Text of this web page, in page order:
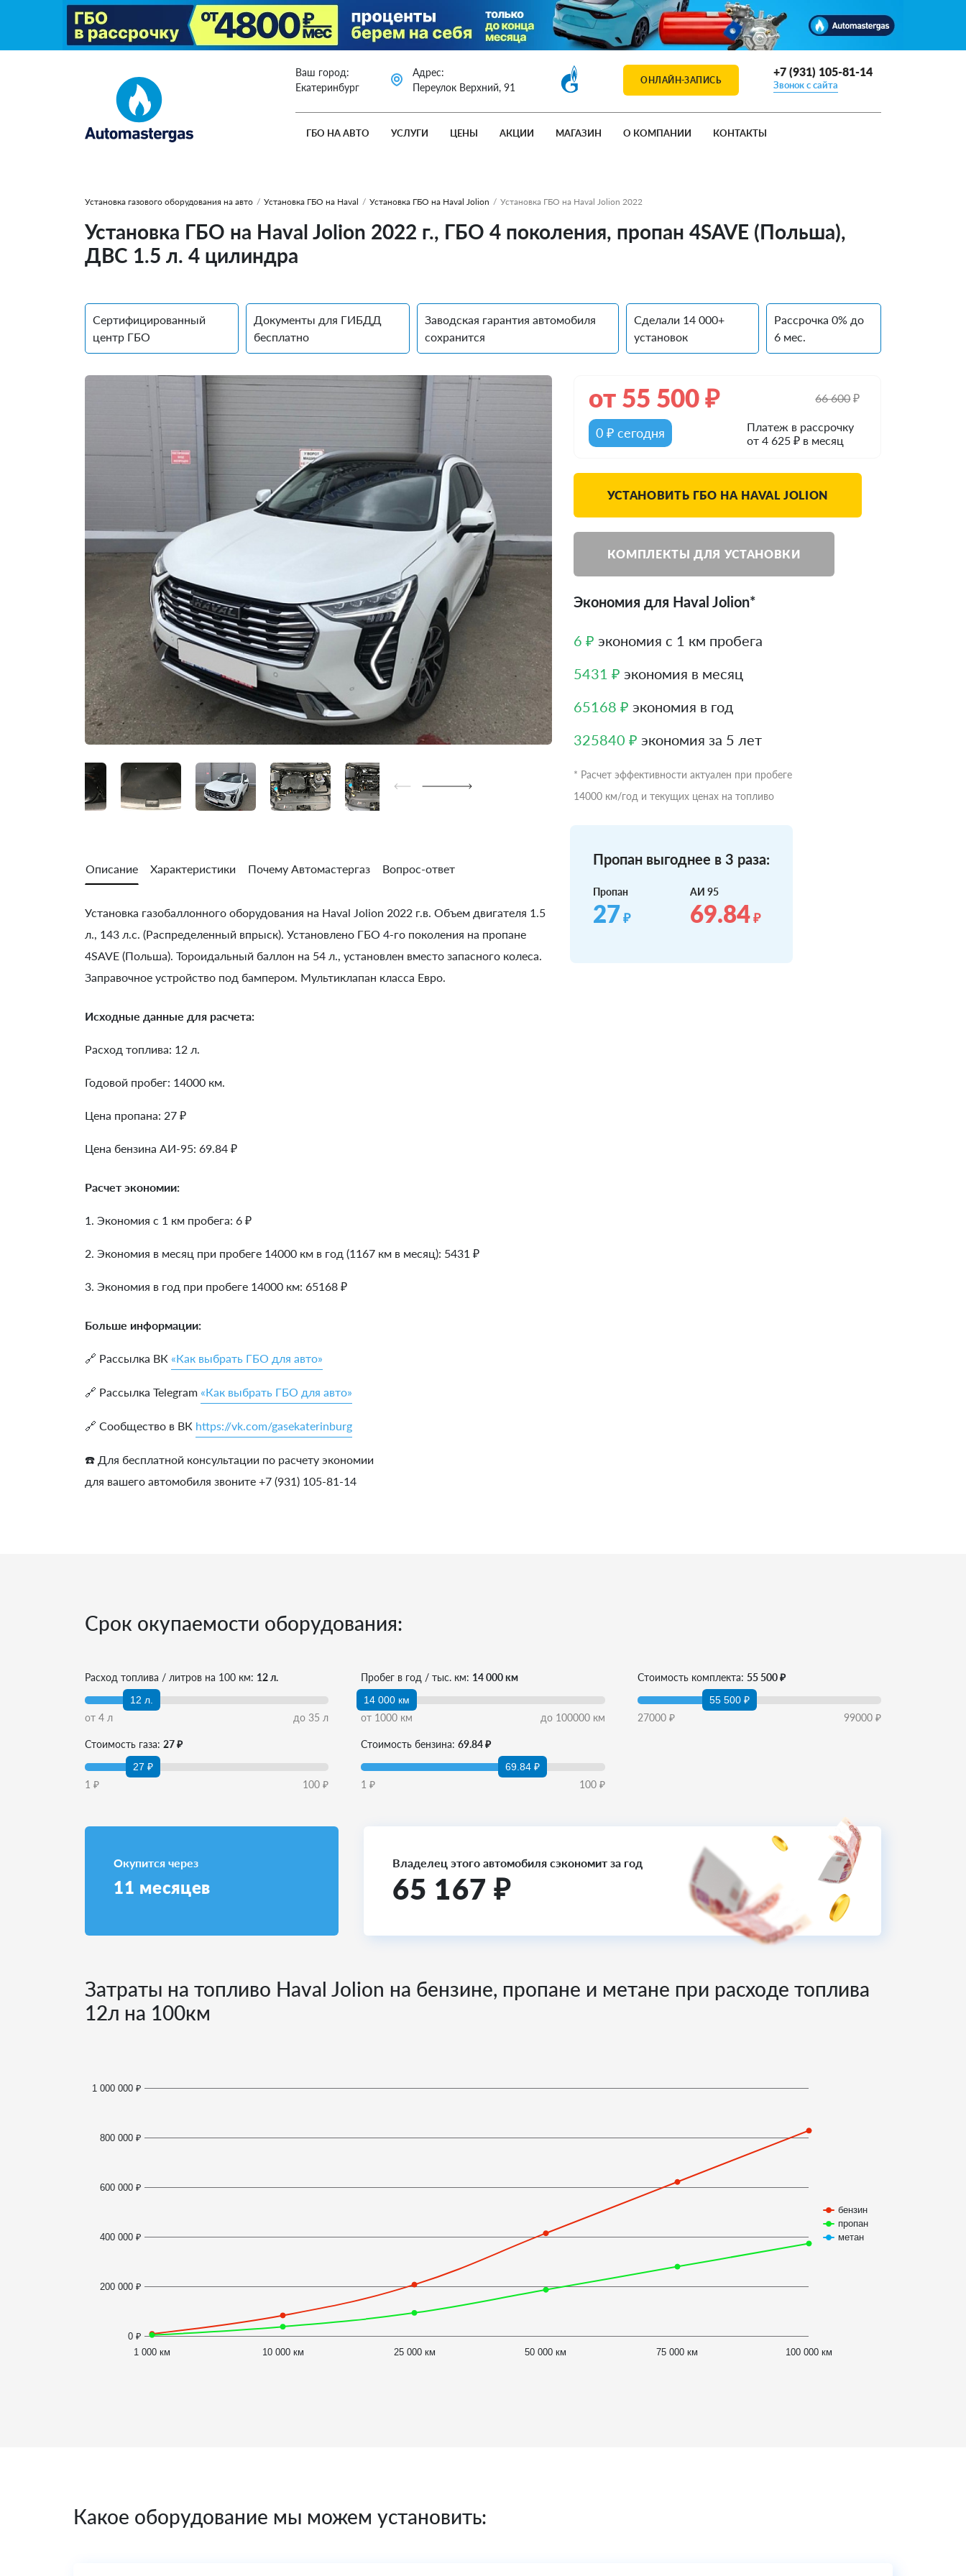
Ваш город:
Екатеринбург
Адрес:
Переулок Верхний, 91
ОНЛАЙН-ЗАПИСЬ
+7 (931) 105-81-14
Звонок с сайта
ГБО НА АВТО УСЛУГИ ЦЕНЫ АКЦИИ МАГАЗИН О КОМПАНИИ КОНТАКТЫ
Установка газового оборудования на авто / Установка ГБО на Haval / Установка ГБО на Haval Jolion / Установка ГБО на Haval Jolion 2022
Установка ГБО на Haval Jolion 2022 г., ГБО 4 поколения, пропан 4SAVE (Польша),
ДВС 1.5 л. 4 цилиндра
Сертифицированный
центр ГБО
Документы для ГИБДД
бесплатно
Заводская гарантия автомобиля
сохранится
Сделали 14 000+
установок
Рассрочка 0% до
6 мес.
от 55 500₽ 66 600₽
0 ₽ сегодня
Платеж в рассрочку
от 4 625 ₽ в месяц
УСТАНОВИТЬ ГБО НА HAVAL JOLION
КОМПЛЕКТЫ ДЛЯ УСТАНОВКИ
Экономия для Haval Jolion*
6 ₽ экономия с 1 км пробега
5431 ₽ экономия в месяц
65168 ₽ экономия в год
325840 ₽ экономия за 5 лет
* Расчет эффективности актуален при пробеге
14000 км/год и текущих ценах на топливо
Описание Характеристики Почему Автомастергаз Вопрос-ответ
Установка газобаллонного оборудования на Haval Jolion 2022 г.в. Объем двигателя 1.5
л., 143 л.с. (Распределенный впрыск). Установлено ГБО 4-го поколения на пропане
4SAVE (Польша). Тороидальный баллон на 54 л., установлен вместо запасного колеса.
Заправочное устройство под бампером. Мультиклапан класса Евро.
Исходные данные для расчета:
Расход топлива: 12 л.
Годовой пробег: 14000 км.
Цена пропана: 27 ₽
Цена бензина АИ-95: 69.84 ₽
Расчет экономии:
1. Экономия с 1 км пробега: 6 ₽
2. Экономия в месяц при пробеге 14000 км в год (1167 км в месяц): 5431 ₽
3. Экономия в год при пробеге 14000 км: 65168 ₽
Больше информации:
🔗 Рассылка ВК «Как выбрать ГБО для авто»
🔗 Рассылка Telegram «Как выбрать ГБО для авто»
🔗 Сообщество в ВК https://vk.com/gasekaterinburg
☎️ Для бесплатной консультации по расчету экономии
для вашего автомобиля звоните +7 (931) 105-81-14
Пропан выгоднее в 3 раза:
Пропан
27₽
АИ 95
69.84₽
Срок окупаемости оборудования:
Расход топлива / литров на 100 км: 12 л.
12 л.
от 4 л до35 л
Пробег в год / тыс. км: 14 000 км
14 000 км
от 1000 км до 100000км
Стоимость комплекта: 55 500 ₽
55 500 ₽
27000₽ 99000₽
Стоимость газа: 27 ₽
27 ₽
1 ₽ 100 ₽
Стоимость бензина:69.84 ₽
69.84 ₽
1 ₽ 100₽
Окупится через
11 месяцев
Владелец этого автомобиля сэкономит за год
65 167 ₽
Затраты на топливо Haval Jolion на бензине, пропане и метане при расходе топлива
12л на 100км
бензин
пропан
метан
1 000 км 10 000 км 25 000 км 50 000 км 75 000 км 100 000 км
0 ₽
200 000 ₽
400 000 ₽
600 000 ₽
800 000 ₽
1 000 000 ₽
Какое оборудование мы можем установить: